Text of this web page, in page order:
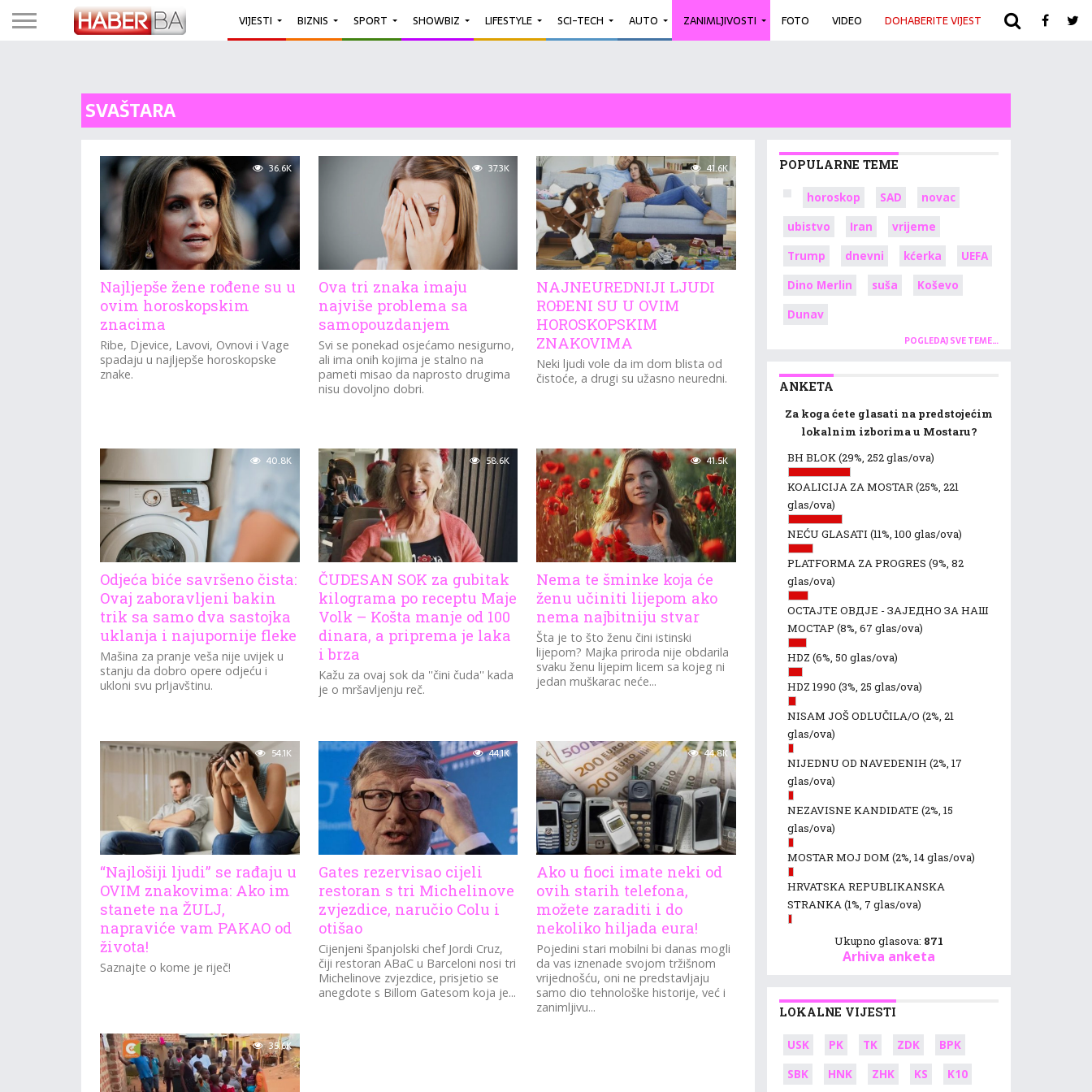
VIJESTI BIZNIS SPORT SHOWBIZ LIFESTYLE SCI-TECH AUTO ZANIMLJIVOSTI FOTO VIDEO DOHABERITE VIJEST ARHIVA
SVAŠTARA
36.6K
Najljepše žene rođene su u
ovim horoskopskim
znacima
Ribe, Djevice, Lavovi, Ovnovi i Vage
spadaju u najljepše horoskopske
znake.
37.3K
Ova tri znaka imaju
najviše problema sa
samopouzdanjem
Svi se ponekad osjećamo nesigurno,
ali ima onih kojima je stalno na
pameti misao da naprosto drugima
nisu dovoljno dobri.
41.6K
NAJNEUREDNIJI LJUDI
ROĐENI SU U OVIM
HOROSKOPSKIM
ZNAKOVIMA
Neki ljudi vole da im dom blista od
čistoće, a drugi su užasno neuredni.
40.8K
Odjeća biće savršeno čista:
Ovaj zaboravljeni bakin
trik sa samo dva sastojka
uklanja i najupornije fleke
Mašina za pranje veša nije uvijek u
stanju da dobro opere odjeću i
ukloni svu prljavštinu.
58.6K
ČUDESAN SOK za gubitak
kilograma po receptu Maje
Volk – Košta manje od 100
dinara, a priprema je laka
i brza
Kažu za ovaj sok da ''čini čuda'' kada
je o mršavljenju reč.
41.5K
Nema te šminke koja će
ženu učiniti lijepom ako
nema najbitniju stvar
Šta je to što ženu čini istinski
lijepom? Majka priroda nije obdarila
svaku ženu lijepim licem sa kojeg ni
jedan muškarac neće...
54.1K
“Najlošiji ljudi” se rađaju u
OVIM znakovima: Ako im
stanete na ŽULJ,
napraviće vam PAKAO od
života!
Saznajte o kome je riječ!
44.1K
Gates rezervisao cijeli
restoran s tri Michelinove
zvjezdice, naručio Colu i
otišao
Cijenjeni španjolski chef Jordi Cruz,
čiji restoran ABaC u Barceloni nosi tri
Michelinove zvjezdice, prisjetio se
anegdote s Billom Gatesom koja je...
44.8K
Ako u fioci imate neki od
ovih starih telefona,
možete zaraditi i do
nekoliko hiljada eura!
Pojedini stari mobilni bi danas mogli
da vas iznenade svojom tržišnom
vrijednošću, oni ne predstavljaju
samo dio tehnološke historije, već i
zanimljivu...
35.6K
POPULARNE TEME
horoskop SAD
novac
ubistvo
Iran
vrijeme
Trump
dnevni kćerka
UEFA
Dino Merlin
suša
Koševo
Dunav
POGLEDAJ SVE TEME…
ANKETA
Za koga ćete glasati na predstojećim
lokalnim izborima u Mostaru?
BH BLOK(29%, 252 glas/ova)
KOALICIJA ZA MOSTAR(25%, 221
glas/ova)
NEĆU GLASATI (11%, 100 glas/ova)
PLATFORMA ZA PROGRES (9%, 82
glas/ova)
ОСТАЈТЕ ОВДЈЕ - ЗАЈЕДНО ЗА НАШ
МОСТАР (8%, 67 glas/ova)
HDZ (6%, 50 glas/ova)
HDZ 1990 (3%, 25 glas/ova)
NISAM JOŠ ODLUČILA/O (2%, 21
glas/ova)
NIJEDNU OD NAVEDENIH (2%, 17
glas/ova)
NEZAVISNE KANDIDATE (2%, 15
glas/ova)
MOSTAR MOJ DOM (2%, 14 glas/ova)
HRVATSKA REPUBLIKANSKA
STRANKA(1%, 7 glas/ova)
Ukupno glasova: 871
Arhiva anketa
LOKALNE VIJESTI
USK PK TK ZDK
BPK
SBK
HNK ZHK KS
K10